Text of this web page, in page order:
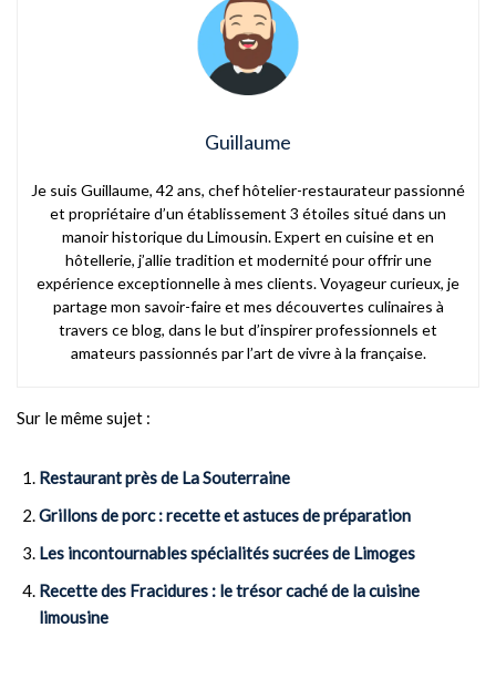
Guillaume
Je suis Guillaume, 42 ans, chef hôtelier-restaurateur passionné
et propriétaire d’un établissement 3 étoiles situé dans un
manoir historique du Limousin. Expert en cuisine et en
hôtellerie, j’allie tradition et modernité pour offrir une
expérience exceptionnelle à mes clients. Voyageur curieux, je
partage mon savoir-faire et mes découvertes culinaires à
travers ce blog, dans le but d’inspirer professionnels et
amateurs passionnés par l’art de vivre à la française.
Sur le même sujet :
Restaurant près de La Souterraine
Grillons de porc : recette et astuces de préparation
Les incontournables spécialités sucrées de Limoges
Recette des Fracidures : le trésor caché de la cuisine
limousine